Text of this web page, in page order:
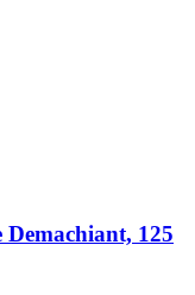
Demachiant, 125